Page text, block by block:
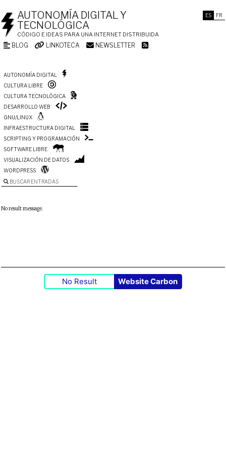
ES FR
AUTONOMÍA DIGITAL Y
TECNOLÓGICA
CÓDIGO E IDEAS PARA UNA INTERNET DISTRIBUIDA
BLOG LINKOTECA NEWSLETTER
AUTONOMÍA DIGITAL
CULTURA LIBRE
CULTURA TECNOLÓGICA
DESARROLLO WEB
GNU/LINUX
INFRAESTRUCTURA DIGITAL
SCRIPTING Y PROGRAMACIÓN
SOFTWARE LIBRE
VISUALIZACIÓN DE DATOS
WORDPRESS
BUSCAR ENTRADAS
No result message.
No Result Website Carbon